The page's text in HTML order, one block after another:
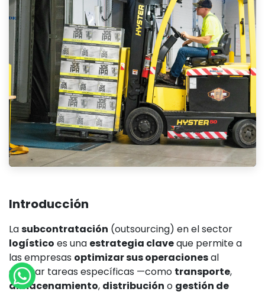
Introducción
Lasubcontratación (outsourcing) en el sector
logístico es una estrategia claveque permite a
las empresas optimizar sus operacionesal
delegar tareas específicas —como transporte,
almacenamiento, distribución o gestión de